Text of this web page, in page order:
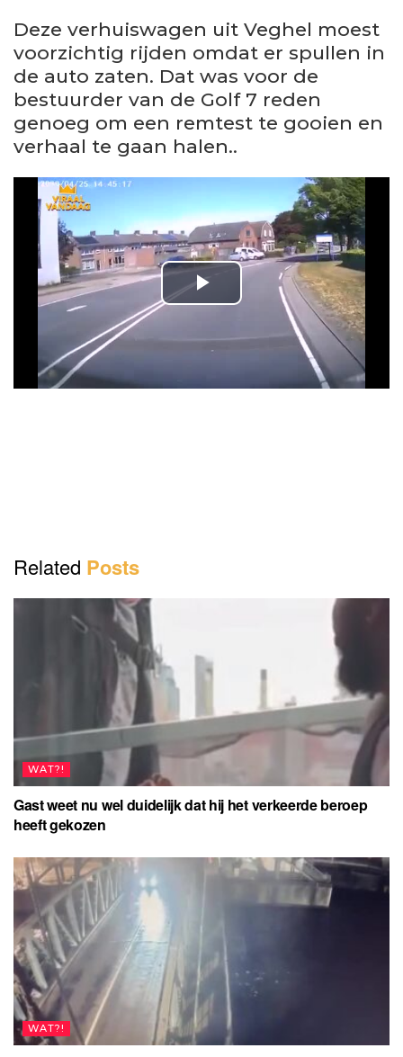
Deze verhuiswagen uit Veghel moest
voorzichtig rijden omdat er spullen in
de auto zaten. Dat was voor de
bestuurder van de Golf 7 reden
genoeg om een remtest te gooien en
verhaal te gaan halen..
P
l
a
Related Posts
WAT?!
Gast weet nu wel duidelijk dat hij het verkeerde beroep
heeft gekozen
WAT?!